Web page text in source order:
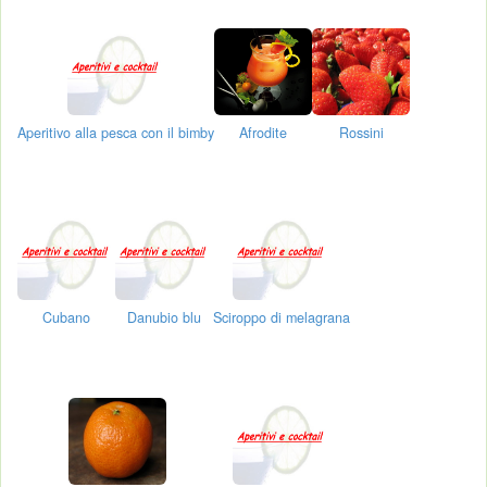
Aperitivo alla pesca con il bimby Afrodite Rossini
Cubano Danubio blu Sciroppo di melagrana